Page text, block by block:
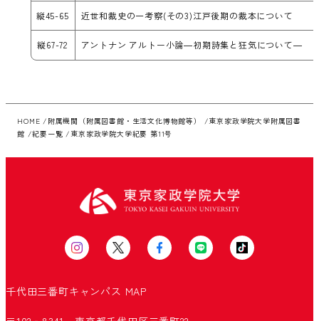
縦45-65 近世和裁史の一考察(その3)江戸後期の裁本について
縦67-72 アントナン アルトー小論―初期詩集と狂気について―
HOME 附属機関（附属図書館・生活文化博物館等）
東京家政学院大学附属図書
館
紀要一覧 東京家政学院大学紀要 第11号
千代田三番町キャンパス MAP